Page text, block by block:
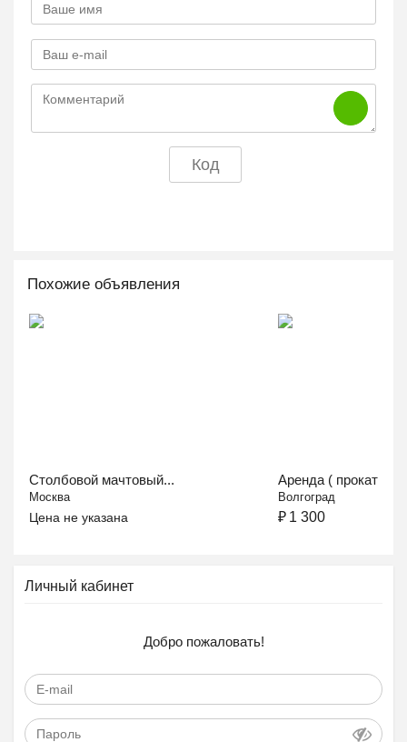
Похожие объявления
Столбовой мачтовый...
Москва
Цена не указана
Аренда ( прокат )...
Волгоград
₽ 1 300
Личный кабинет
Добро пожаловать!